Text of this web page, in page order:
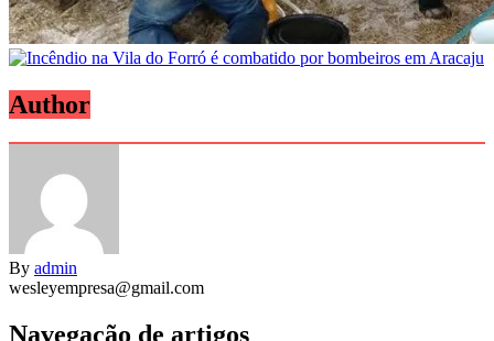
Author
By admin
wesleyempresa@gmail.com
Navegação de artigos